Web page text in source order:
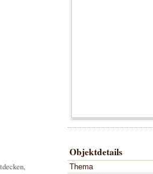
Objektdetails
Thema